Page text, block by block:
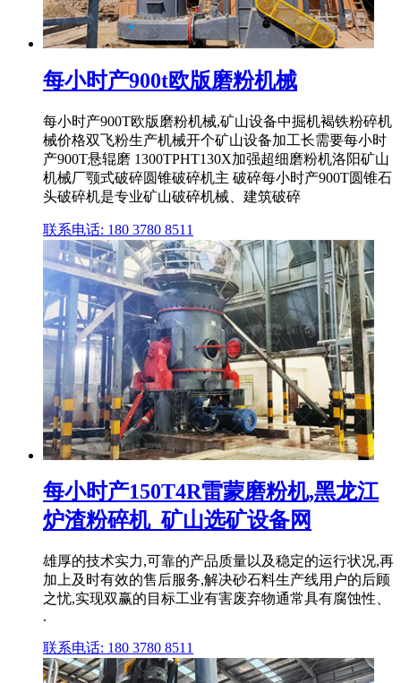
每小时产900t欧版磨粉机械
每小时产900T欧版磨粉机械,矿山设备中掘机褐铁粉碎机
械价格双飞粉生产机械开个矿山设备加工长需要每小时
产900T悬辊磨 1300TPHT130X加强超细磨粉机洛阳矿山
机械厂颚式破碎圆锥破碎机主 破碎每小时产900T圆锥石
头破碎机是专业矿山破碎机械、建筑破碎
联系电话: 180 3780 8511
每小时产150T4R雷蒙磨粉机,黑龙江
炉渣粉碎机_矿山选矿设备网
雄厚的技术实力,可靠的产品质量以及稳定的运行状况,再
加上及时有效的售后服务,解决砂石料生产线用户的后顾
之忧,实现双赢的目标工业有害废弃物通常具有腐蚀性、
.
联系电话: 180 3780 8511